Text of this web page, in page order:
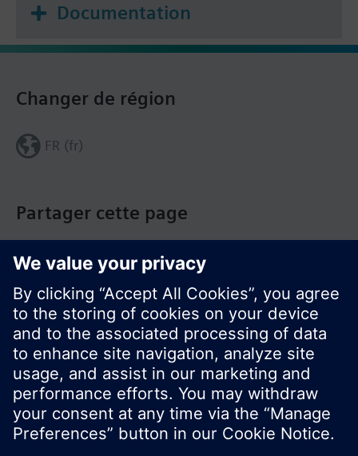
Documentation
Partager cette page
Changer de région
FR (fr)
© Siemens Switzerland Ltd. Building Technologies
Group - 2016